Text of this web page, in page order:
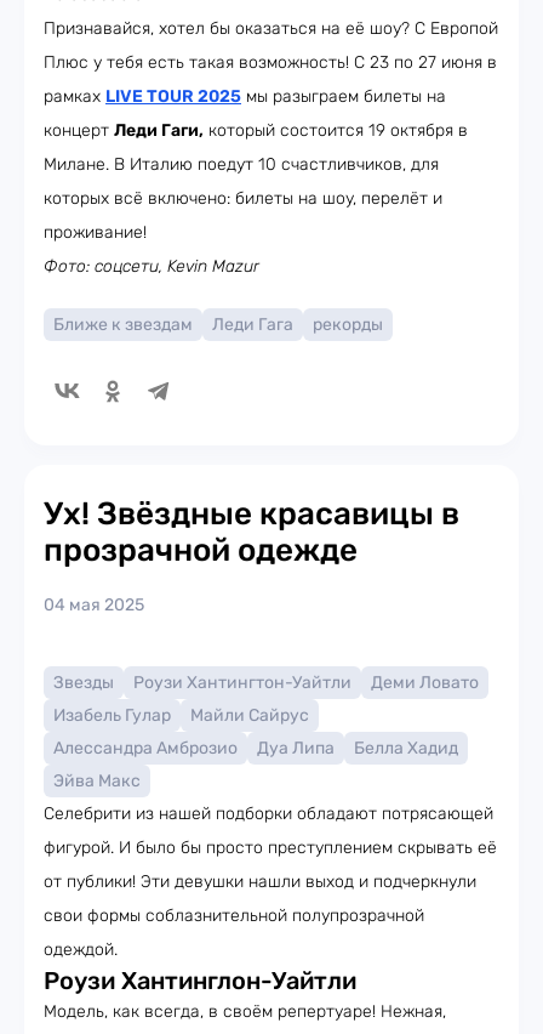
Признавайся, хотел бы оказаться на её шоу? С Европой
Плюс у тебя есть такая возможность! С 23 по 27 июня в
рамках LIVE TOUR 2025 мы разыграем билеты на
концерт Леди Гаги, который состоится 19 октября в
Милане. В Италию поедут 10 счастливчиков, для
которых всё включено: билеты на шоу, перелёт и
проживание!
Фото: соцсети, Kevin Mazur
Ближе к звездам Леди Гага рекорды
Ух! Звёздные красавицы в
прозрачной одежде
04 мая 2025
Звезды Роузи Хантингтон-Уайтли
Деми Ловато
Изабель Гулар
Майли Сайрус
Алессандра Амброзио
Дуа Липа
Белла Хадид
Эйва Макс
Селебрити из нашей подборки обладают потрясающей
фигурой. И было бы просто преступлением скрывать её
от публики! Эти девушки нашли выход и подчеркнули
свои формы соблазнительной полупрозрачной
одеждой.
Роузи Хантинглон-Уайтли
Модель, как всегда, в своём репертуаре! Нежная,